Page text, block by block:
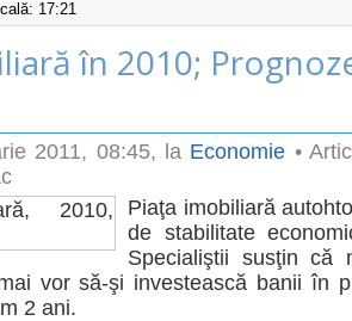
17:21
în 2010;
2011, 08:45, la Economie •
Piaţa imobiliară
de stabilitate
Specialiştii susţin că
vor să-şi investească banii în
2 ani.